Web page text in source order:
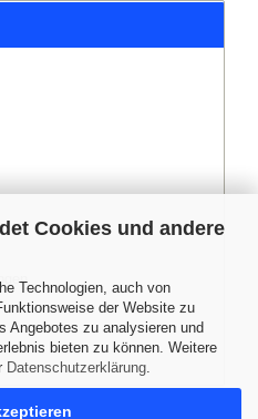
Cookies und andere
Technologien, auch von
der Website zu
Angebotes zu analysieren und
bieten zu können. Weitere
Datenschutzerklärung.